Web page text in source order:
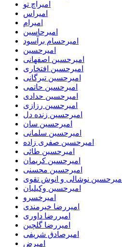
امیراچ تو
امیراس
امیرام
امیرحاسین
امیرحسام برآسود
امیرحسین
امیرحسین اصفهانی
امیرحسین افتخاری
امیرحسین تیرگانی
امیرحسین حاتمی
امیرحسین حدادی
امیرحسین رزازی
امیرحسین زنده دل
امیرحسین سان
امیرحسین سلمانی
امیرحسین صفری زاده
امیرحسین طائی
امیرحسین کریمان
امیرحسین محسنی
امیرحسین نوشالی و انوش تقوی
امیرحسین وکیلیان
امیرخسرو
امیررضا خیرمندی
امیررضا داوری
امیررضا گلچین
امیرصادق شریفی
امیرض